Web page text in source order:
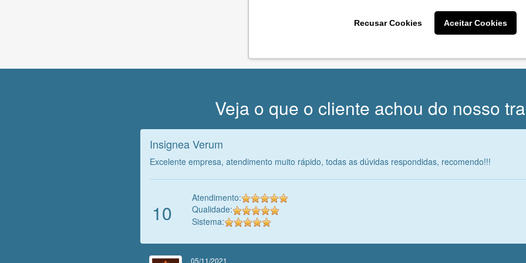
Recusar Cookies Aceitar Cookies
CRIE SUA MARCA
Veja o que o cliente achou do nosso
Insignea Verum
Excelente empresa, atendimento muito rápido, todas as dúvidas respondidas, recomendo!!!
10
Atendimento:
Qualidade:
Sistema:
05/11/2021